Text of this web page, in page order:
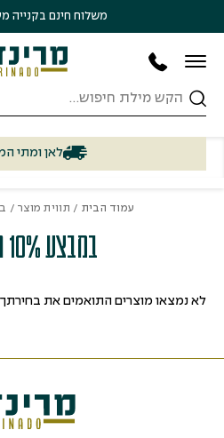
משלוח חינם בקנייה מעל 500
חיפוש
לאן ומתי
עמוד הבית / תווית מוצר / במבצע
במבצע 10% הנחה !
לא נמצאו מוצרים התואמים את